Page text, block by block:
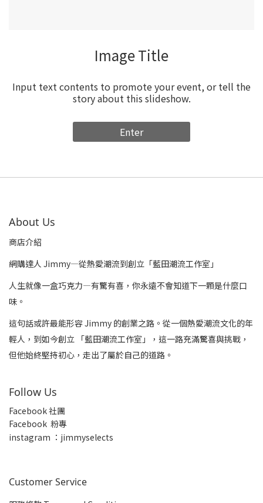
Image Title
Input text contents to promote your event, or tell the
story about this slideshow.
Enter
About Us
商店介紹
網購達人 Jimmy—從熱愛潮流到創立「藍田潮流工作室」
人生就像一盒巧克力—有驚有喜，你永遠不會知道下一顆是什麼口
味。
這句話或許最能形容 Jimmy 的創業之路。從一個熱愛潮流文化的年
輕人，到如今創立 「藍田潮流工作室」，這一路充滿驚喜與挑戰，
但他始終堅持初心，走出了屬於自己的道路。
Follow Us
Facebook 社團
Facebook 粉專
instagram ：jimmyselects
Customer Service